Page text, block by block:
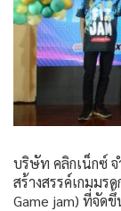
บริษัท คลิกเน็กซ์
สร้างสรรค์เกมมร
Game jam) ที่จัด